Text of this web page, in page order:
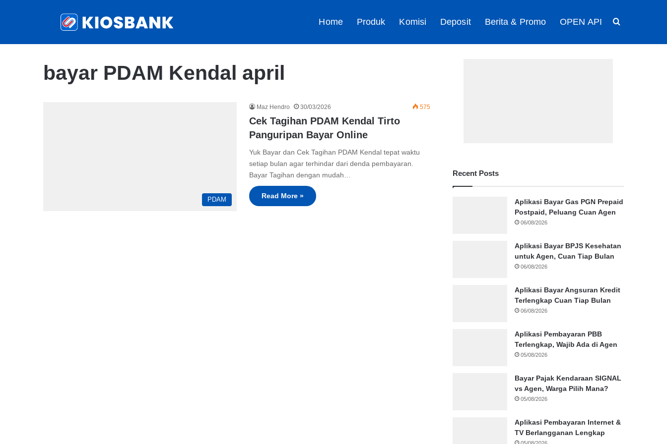
Home Produk Komisi Deposit Berita & Promo OPEN API
bayar PDAM Kendal april
PDAM
Maz Hendro 30/03/2026 575
Cek Tagihan PDAM Kendal Tirto
Panguripan Bayar Online
Yuk Bayar dan Cek Tagihan PDAM Kendal tepat waktu
setiap bulan agar terhindar dari denda pembayaran.
Bayar Tagihan dengan mudah…
Read More »
Recent Posts
Aplikasi Bayar Gas PGN Prepaid
Postpaid, Peluang Cuan Agen
06/08/2026
Aplikasi Bayar BPJS Kesehatan
untuk Agen, Cuan Tiap Bulan
06/08/2026
Aplikasi Bayar Angsuran Kredit
Terlengkap Cuan Tiap Bulan
06/08/2026
Aplikasi Pembayaran PBB
Terlengkap, Wajib Ada di Agen
05/08/2026
Bayar Pajak Kendaraan SIGNAL
vs Agen, Warga Pilih Mana?
05/08/2026
Aplikasi Pembayaran Internet &
TV Berlangganan Lengkap